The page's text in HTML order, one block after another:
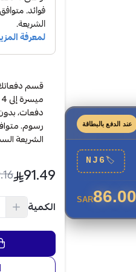
قياسي، مما
واحدة،
يمنحك
عند الدفع بالبطاقة
🏷
NJ6
86.00
SAR
قسم
دفعات،
رسوم.
الشريعة
91.49
الكمية